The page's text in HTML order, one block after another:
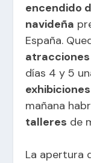
encendido
navideña
España.
atracciones
días 4 y 5
mañana
talleres de
La apertura